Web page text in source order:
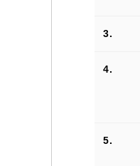
3.
4.
5.